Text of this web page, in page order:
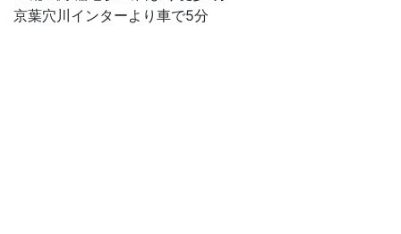
京葉穴川インターより車で5分